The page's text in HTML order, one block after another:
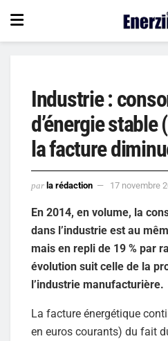
Industrie :
d’énergie stable
la facture
par la rédaction 17 novembre
En 2014, en volume, la
dans l’industrie est au
mais en repli de 19 % par
évolution suit celle de la
l’industrie manufacturière.
La facture énergétique
en euros courants) du fait